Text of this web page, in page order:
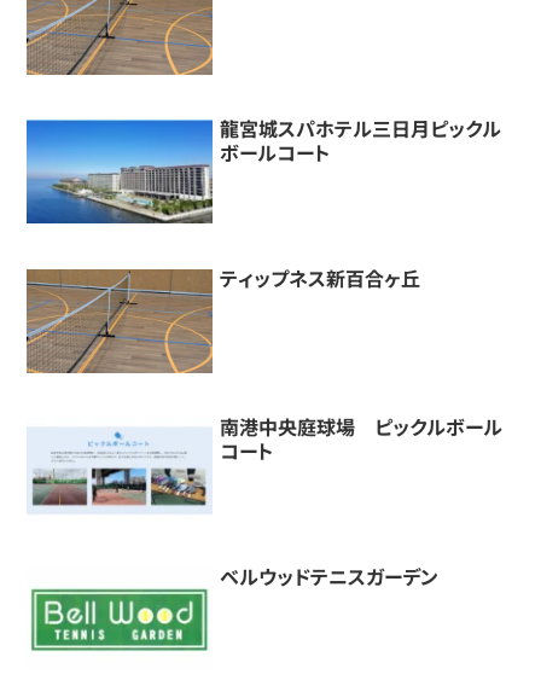
龍宮城スパホテル三日月ピックル
ボールコート
ティップネス新百合ヶ丘
南港中央庭球場 ピックルボール
コート
ベルウッドテニスガーデン